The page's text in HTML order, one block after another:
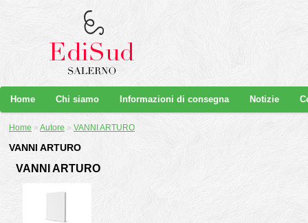
Home Chi siamo Informazioni di consegna Notizie
Home » Autore » VANNI ARTURO
VANNI ARTURO
VANNI ARTURO